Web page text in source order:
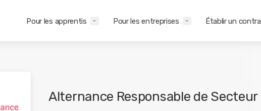
Pour les apprentis Pour les entreprises Établir un
Alternance Responsable de